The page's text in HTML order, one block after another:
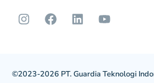
©2023-2026 PT. Guardia Teknologi